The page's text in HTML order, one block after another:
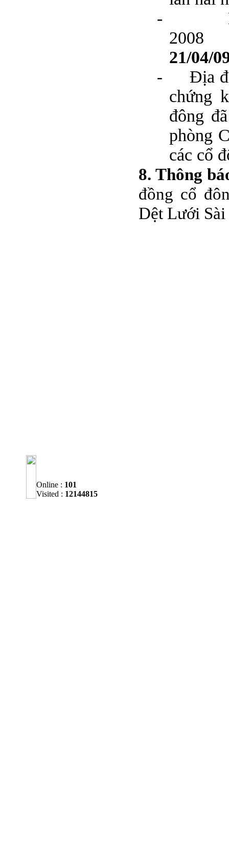
-
2008
21/04/
-
Địa
chứng
đông
phòng
các cổ
8. Thông
đồng cổ
Dệt Lưới
Online : 101
Visited : 12144815